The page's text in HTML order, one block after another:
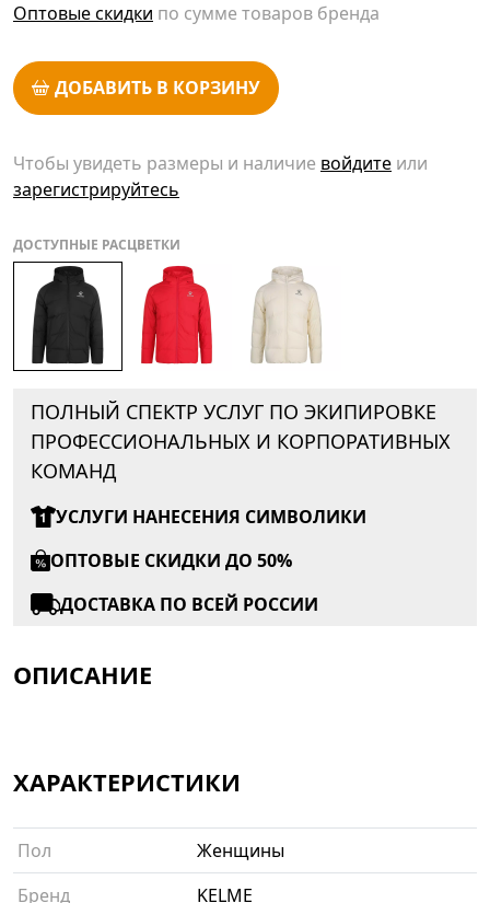
Оптовые скидки по сумме товаров бренда
ДОБАВИТЬ В КОРЗИНУ
Чтобы увидеть размеры и наличие войдите или
зарегистрируйтесь
ДОСТУПНЫЕ РАСЦВЕТКИ
ПОЛНЫЙ СПЕКТР УСЛУГ ПО ЭКИПИРОВКЕ
ПРОФЕССИОНАЛЬНЫХ И КОРПОРАТИВНЫХ
КОМАНД
УСЛУГИ НАНЕСЕНИЯ СИМВОЛИКИ
ОПТОВЫЕ СКИДКИ ДО 50%
ДОСТАВКА ПО ВСЕЙ РОССИИ
ОПИСАНИЕ
ХАРАКТЕРИСТИКИ
Пол
Женщины
Бренд
KELME